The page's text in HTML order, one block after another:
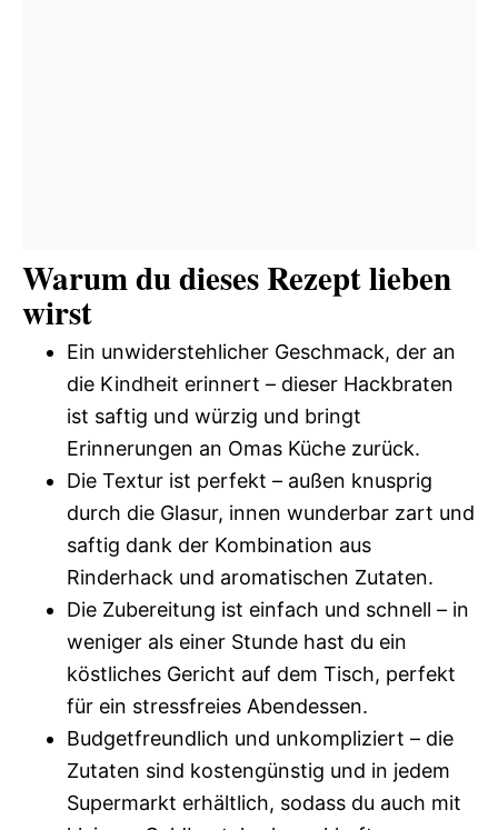
Warum du dieses Rezept lieben
wirst
Ein unwiderstehlicher Geschmack, der an
die Kindheit erinnert – dieser Hackbraten
ist saftig und würzig und bringt
Erinnerungen an Omas Küche zurück.
Die Textur ist perfekt – außen knusprig
durch die Glasur, innen wunderbar zart und
saftig dank der Kombination aus
Rinderhack und aromatischen Zutaten.
Die Zubereitung ist einfach und schnell – in
weniger als einer Stunde hast du ein
köstliches Gericht auf dem Tisch, perfekt
für ein stressfreies Abendessen.
Budgetfreundlich und unkompliziert – die
Zutaten sind kostengünstig und in jedem
Supermarkt erhältlich, sodass du auch mit